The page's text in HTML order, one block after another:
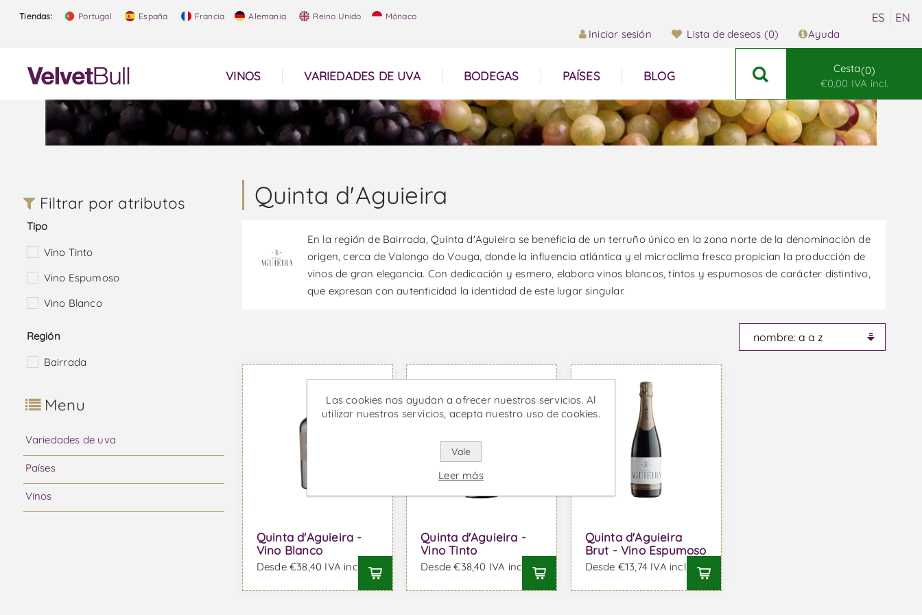
Tiendas: Portugal España Francia Alemania Reino Unido Mónaco
Iniciar sesión Lista de deseos (0) Ayuda
VINOS VARIEDADES DE UVA BODEGAS PAÍSES BLOG
Cesta 0
€0,00 IVA incl.
Quinta d'Aguieira
En la región de Bairrada, Quinta d'Aguieira se beneficia de un terruño único en la zona norte de la denominación de
origen, cerca de Valongo do Vouga, donde la influencia atlántica y el microclima fresco propician la producción de
vinos de gran elegancia. Con dedicación y esmero, elabora vinos blancos, tintos y espumosos de carácter distintivo,
que expresan con autenticidad la identidad de este lugar singular.
Quinta d'Aguieira -
Vino Blanco
Desde €38,40 IVA incl.
Quinta d'Aguieira -
Vino Tinto
Desde €38,40 IVA incl.
Quinta d'Aguieira
Brut - Vino Espumoso
Desde €13,74 IVA incl.
Filtrar por atributos
Tipo
Vino Tinto
Vino Espumoso
Vino Blanco
Región
Bairrada
Menu
Variedades de uva
Países
Vinos
Las cookies nos ayudan a ofrecer nuestros servicios. Al
utilizar nuestros servicios, acepta nuestro uso de cookies.
Vale
Leer más